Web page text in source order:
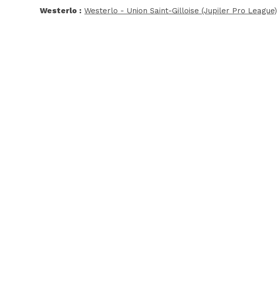
Westerlo : Westerlo - Union Saint-Gilloise (Jupiler Pro League)